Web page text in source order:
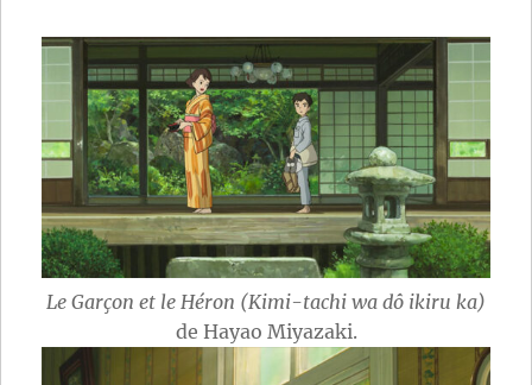
Le Garçon et le Héron (Kimi-tachi wa dô ikiru ka)
de Hayao Miyazaki.